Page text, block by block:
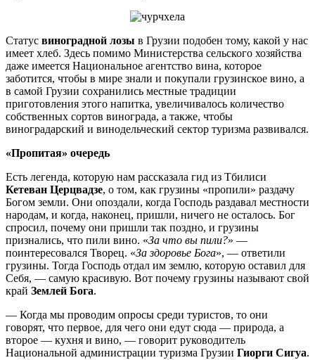
Статус виноградной лозы в Грузии подобен тому, какой у нас
имеет хлеб. Здесь помимо Министерства сельского хозяйства
даже имеется Национальное агентство вина, которое
заботится, чтобы в мире знали и покупали грузинское вино, а
в самой Грузии сохранились местные традиции
приготовления этого напитка, увеличивалось количество
собственных сортов винограда, а также, чтобы
виноградарский и винодельческий сектор туризма развивался.
«Пропитая» очередь
Есть легенда, которую нам рассказала гид из Тбилиси
Кетеван Церцвадзе, о том, как грузины «пропили» раздачу
Богом земли. Они опоздали, когда Господь раздавал местности
народам, и когда, наконец, пришли, ничего не осталось. Бог
спросил, почему они пришли так поздно, и грузины
признались, что пили вино. «За что вы пили?» —
поинтересовался Творец. «За здоровье Бога», — ответили
грузины. Тогда Господь отдал им землю, которую оставил для
Себя, — самую красивую. Вот почему грузины называют свой
край Землей Бога.
— Когда мы проводим опросы среди туристов, то они
говорят, что первое, для чего они едут сюда — природа, а
второе — кухня и вино, — говорит руководитель
Национальной администрации туризма Грузии Гиорги Сигуа.